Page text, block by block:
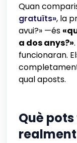
Quan
gratuïts», la
avui?» —és
a dos anys?»
funcionaran.
qual aposts.
Què